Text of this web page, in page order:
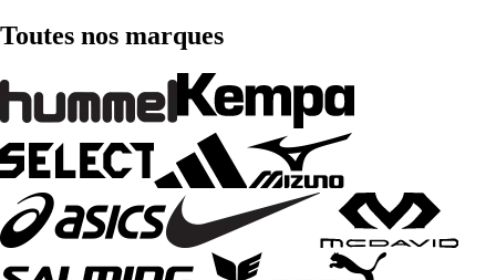
Toutes nos marques